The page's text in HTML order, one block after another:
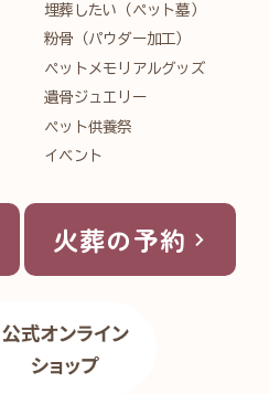
埋葬したい（ペット墓）
粉骨（パウダー加工）
ペットメモリアルグッズ
遺骨ジュエリー
ペット供養祭
イベント
火葬の予約